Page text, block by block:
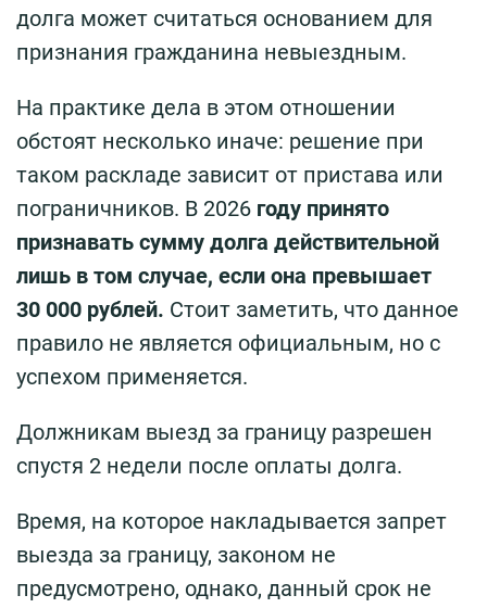
долга может считаться основанием для
признания гражданина невыездным.
На практике дела в этом отношении
обстоят несколько иначе: решение при
таком раскладе зависит от пристава или
пограничников. В 2026 году принято
признавать сумму долга действительной
лишь в том случае, если она превышает
30 000 рублей. Стоит заметить, что данное
правило не является официальным, но с
успехом применяется.
Должникам выезд за границу разрешен
спустя 2 недели после оплаты долга.
Время, на которое накладывается запрет
выезда за границу, законом не
предусмотрено, однако, данный срок не